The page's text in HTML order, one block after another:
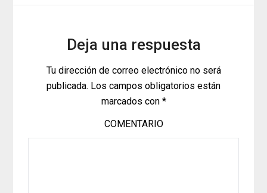
Deja una respuesta
Tu dirección de correo electrónico no será
publicada. Los campos obligatorios están
marcados con *
COMENTARIO